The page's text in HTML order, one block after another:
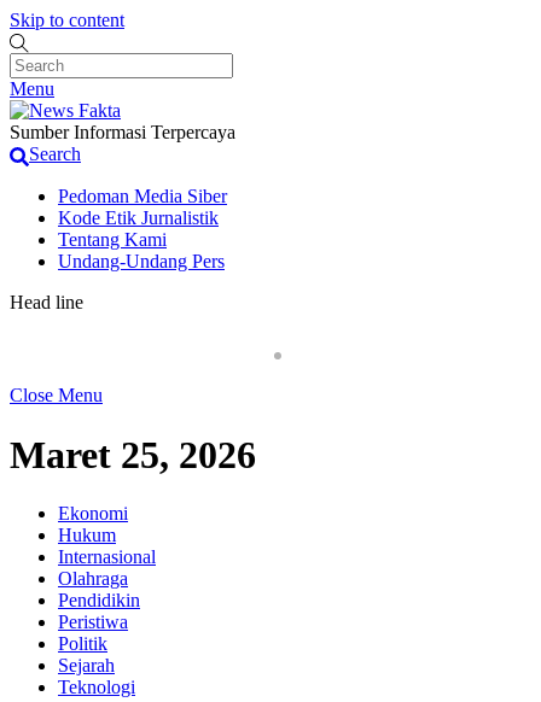
Skip to content
Menu
Sumber Informasi Terpercaya
Search
Pedoman Media Siber
Kode Etik Jurnalistik
Tentang Kami
Undang-Undang Pers
Head line
Penjual Obat Keras di Terminal Laladon Kembali
Close Menu
Maret 25, 2026
Ekonomi
Hukum
Internasional
Olahraga
Pendidikin
Peristiwa
Politik
Sejarah
Teknologi